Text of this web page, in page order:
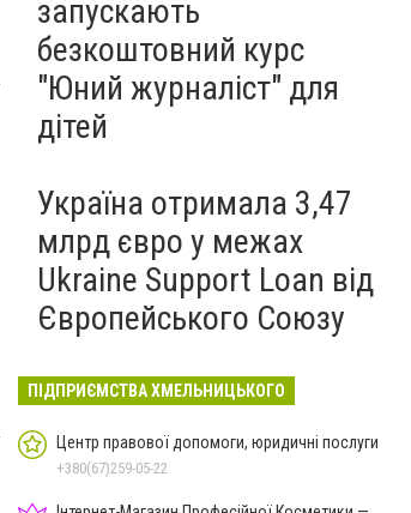
запускають
безкоштовний курс
"Юний журналіст" для
дітей
Україна отримала 3,47
млрд євро у межах
Ukraine Support Loan від
Європейського Союзу
ПІДПРИЄМСТВА ХМЕЛЬНИЦЬКОГО
Центр правової допомоги, юридичні послуги
+380(67)259-05-22